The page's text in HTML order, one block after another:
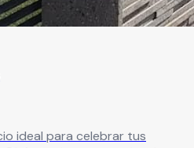
ideal para celebrar tus